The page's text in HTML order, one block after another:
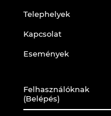
Telephelyek
Kapcsolat
Események
Felhasználóknak
(Belépés)